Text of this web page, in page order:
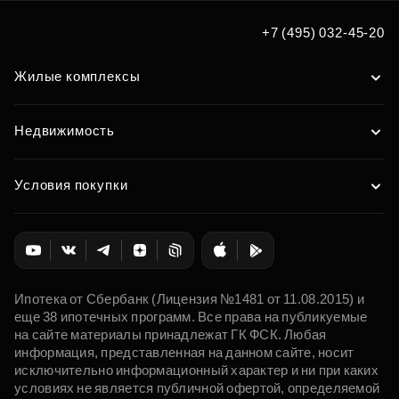
+7 (495) 032-45-20
Жилые комплексы
Недвижимость
Условия покупки
Ипотека от Сбербанк (Лицензия №1481 от 11.08.2015) и
еще 38 ипотечных программ. Все права на публикуемые
на сайте материалы принадлежат ГК ФСК. Любая
информация, представленная на данном сайте, носит
исключительно информационный характер и ни при каких
условиях не является публичной офертой, определяемой